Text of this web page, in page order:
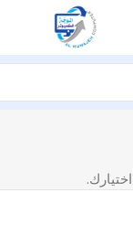
Cameras & Drones